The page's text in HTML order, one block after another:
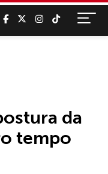
da
tempo